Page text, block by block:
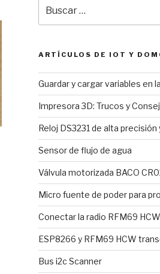
por:
ARTÍCULOS DE IOT Y
Guardar y cargar variables en
Impresora 3D: Trucos y
Reloj DS3231 de alta
Sensor de flujo de agua
Válvula motorizada BACO
Micro fuente de poder para
Conectar la radio RFM69
ESP8266 y RFM69 HCW
Bus i2c Scanner